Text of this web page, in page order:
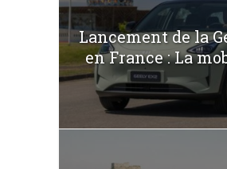
Lancement de la
en France : La